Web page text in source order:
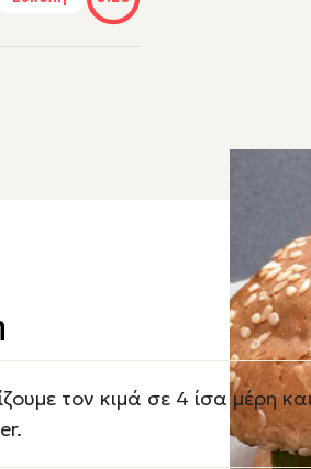
τον κιμά σε 4 ίσα μέρη